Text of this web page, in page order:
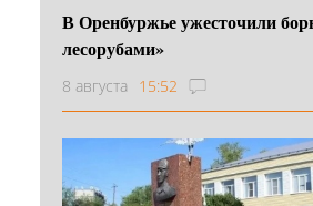
В Оренбуржье ужесточили
лесорубами»
8 августа 15:52